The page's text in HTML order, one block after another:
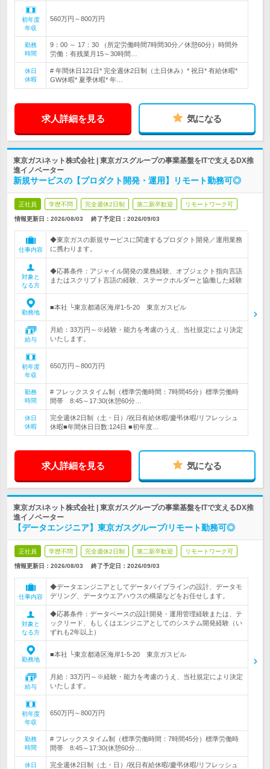
初年度
年収
560万円～800万円
勤務
時間
9：00 ～ 17：30 （所定労働時間7時間30分／休憩60分）時間外
労働：有残業月15～30時間…
休日
休暇
# 年間休日121日* 完全週休2日制（土日休み）* 祝日* 有給休暇*
GW休暇* 夏季休暇* 年…
求人詳細を見る 気になる
東京ガスiネット株式会社 | 東京ガスグループの事業基盤をITで支えるDX推
進イノベーター
新規サービスの【プロダクト開発・運用】リモート勤務可◎
正社員 学歴不問 完全週休2日制 第二新卒歓迎 リモートワーク可
情報更新日：2026/08/03 終了予定日： 2026/09/03
仕事内容
◆東京ガスの新規サービスに関連するプロダクト開発／運用業務
に携わります。
対象と
なる方
◆応募条件：アジャイル開発の業務経験、オブジェクト指向言語
またはスクリプト言語の経験、ステークホルダーと協働した経験
勤務地
■本社 └東京都港区海岸1-5-20 東京ガスビル
給与
月給：33万円～※経験・能力を考慮のうえ、当社規定により決定
いたします。
初年度
年収
650万円～800万円
勤務
時間
# フレックスタイム制（標準労働時間：7時間45分）標準労働時
間帯 8:45～17:30(休憩60分…
休日
休暇
完全週休2日制（土・日）/祝日有給休暇/慶弔休暇/リフレッシュ
休暇■年間休日日数:124日 ■初年度…
求人詳細を見る 気になる
東京ガスiネット株式会社 | 東京ガスグループの事業基盤をITで支えるDX推
進イノベーター
【データエンジニア】東京ガスグループ/リモート勤務可◎
正社員 学歴不問 完全週休2日制 第二新卒歓迎 リモートワーク可
情報更新日：2026/08/03 終了予定日： 2026/09/03
仕事内容
◆データエンジニアとしてデータパイプラインの設計、データモ
デリング、データウエアハウスの構築などをお任せします。
対象と
なる方
◆応募条件：データベースの設計開発・運用管理経験または、テ
ックリード、もしくはエンジニアとしてのシステム開発経験（い
ずれも2年以上）
勤務地
■本社 └東京都港区海岸1-5-20 東京ガスビル
給与
月給：33万円～※経験・能力を考慮のうえ、当社規定により決定
いたします。
初年度
年収
650万円～800万円
勤務
時間
# フレックスタイム制（標準労働時間：7時間45分）標準労働時
間帯 8:45～17:30(休憩60分…
休日
完全週休2日制（土・日）/祝日有給休暇/慶弔休暇/リフレッシュ